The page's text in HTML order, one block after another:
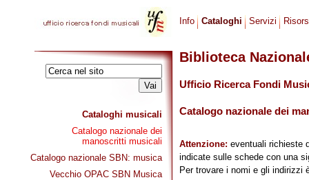
Cataloghi musicali
Catalogo nazionale dei
manoscritti musicali
Catalogo nazionale SBN: musica
Vecchio OPAC SBN Musica
Info Cataloghi Servizi
Biblioteca
Ufficio Ricerca Fondi
Catalogo nazionale dei
Attenzione: eventuali richieste
indicate sulle schede con una
Per trovare i nomi e gli indirizzi